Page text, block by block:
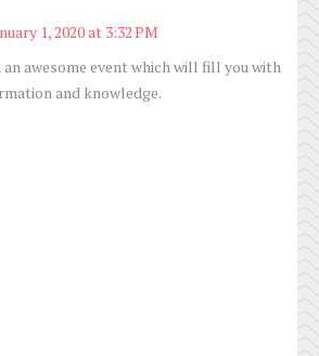
1, 2020 at 3:32 PM
an awesome event which will fill you with
and knowledge.